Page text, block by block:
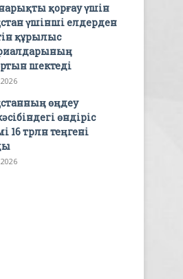
қорғау үшін
үшінші елдерден
құрылыс
шектеді
өңдеу
өндіріс
16 трлн теңгені